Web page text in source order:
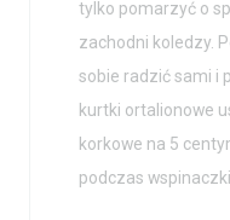
tylko pomarzyć o
zachodni koledzy.
sobie radzić sami i
kurtki ortalionowe
korkowe na 5
podczas